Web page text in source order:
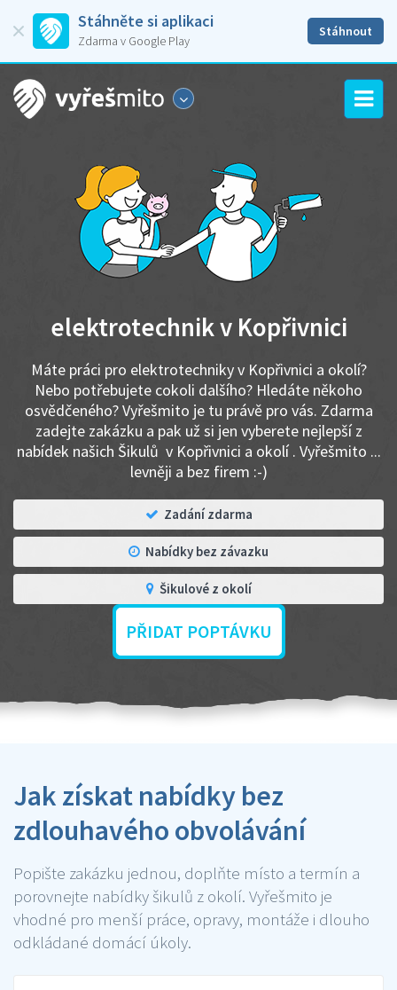
Stáhněte si aplikaci
Zdarma v Google Play
Stáhnout
elektrotechnik v Kopřivnici
Máte práci pro elektrotechniky v Kopřivnici a okolí?
Nebo potřebujete cokoli dalšího? Hledáte někoho
osvědčeného? Vyřešmito je tu právě pro vás. Zdarma
zadejte zakázku a pak už si jen vyberete nejlepší z
nabídek našich Šikulů v Kopřivnici a okolí . Vyřešmito ...
levněji a bez firem :-)
Zadání zdarma
Nabídky bez závazku
Šikulové z okolí
PŘIDAT POPTÁVKU
Jak získat nabídky bez
zdlouhavého obvolávání
Popište zakázku jednou, doplňte místo a termín a
porovnejte nabídky šikulů z okolí. Vyřešmito je
vhodné pro menší práce, opravy, montáže i dlouho
odkládané domácí úkoly.